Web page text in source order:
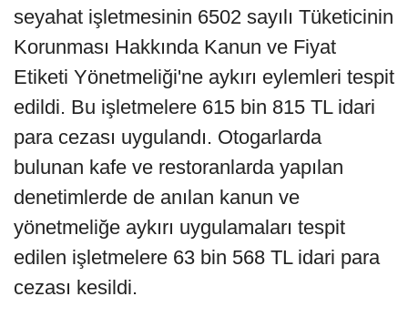
seyahat işletmesinin 6502 sayılı Tüketicinin
Korunması Hakkında Kanun ve Fiyat
Etiketi Yönetmeliği'ne aykırı eylemleri tespit
edildi. Bu işletmelere 615 bin 815 TL idari
para cezası uygulandı. Otogarlarda
bulunan kafe ve restoranlarda yapılan
denetimlerde de anılan kanun ve
yönetmeliğe aykırı uygulamaları tespit
edilen işletmelere 63 bin 568 TL idari para
cezası kesildi.